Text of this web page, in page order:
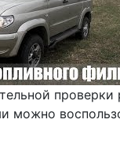
проверки
можно